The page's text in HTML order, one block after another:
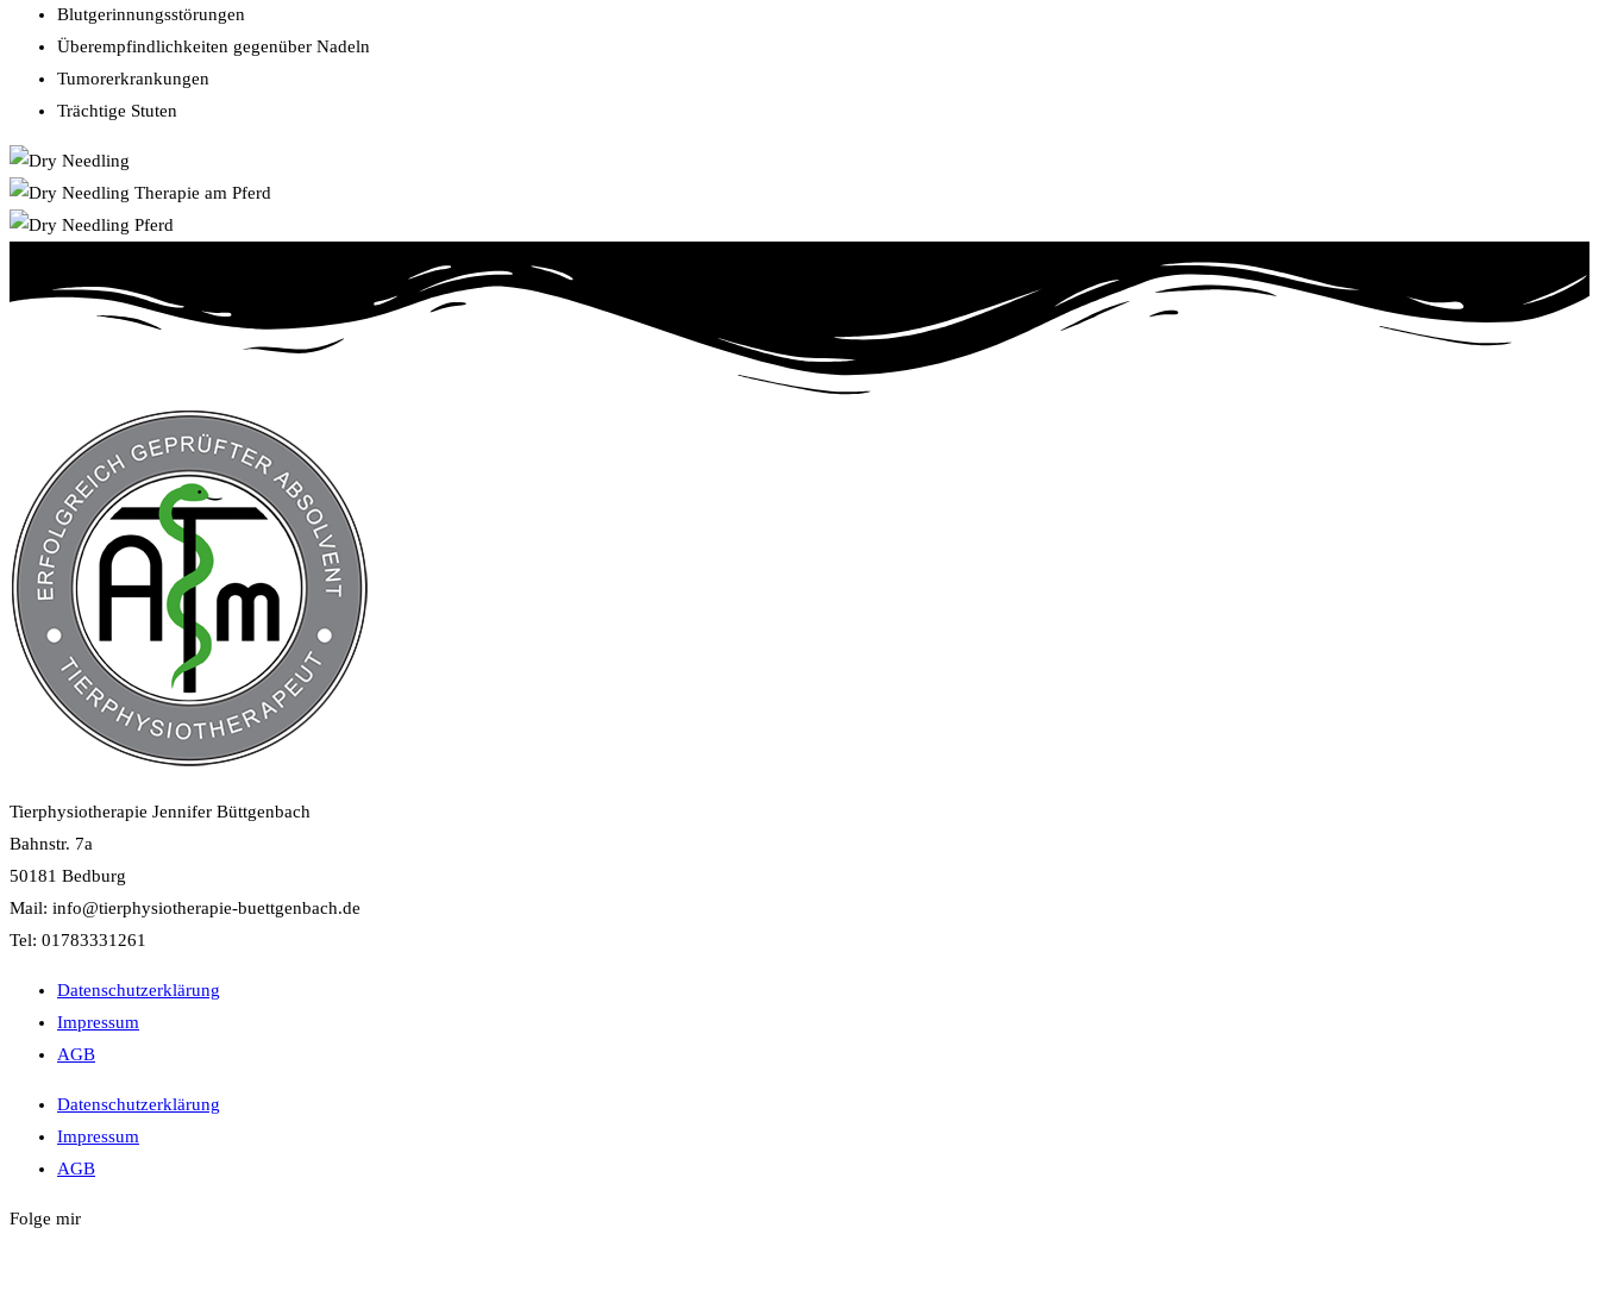
Blutgerinnungsstörungen
Überempfindlichkeiten gegenüber Nadeln
Tumorerkrankungen
Trächtige Stuten
Tierphysiotherapie Jennifer Büttgenbach
Bahnstr. 7a
50181 Bedburg
Mail: info@tierphysiotherapie-buettgenbach.de
Tel: 01783331261
Datenschutzerklärung
Impressum
AGB
Datenschutzerklärung
Impressum
AGB
Folge mir